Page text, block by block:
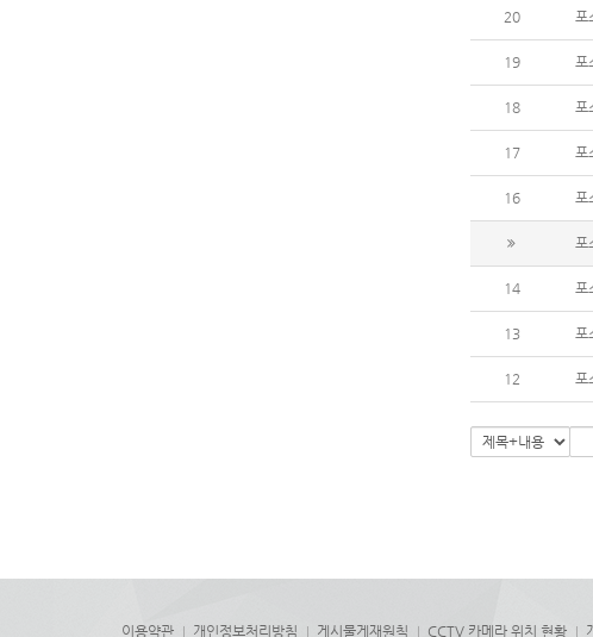
20 포
19 포
18 포
17 포
16 포
포
14 포
13 포
12 포
이용약관 개인정보처리방침 게시물게재원칙 CCTV 카메라 위치 현황